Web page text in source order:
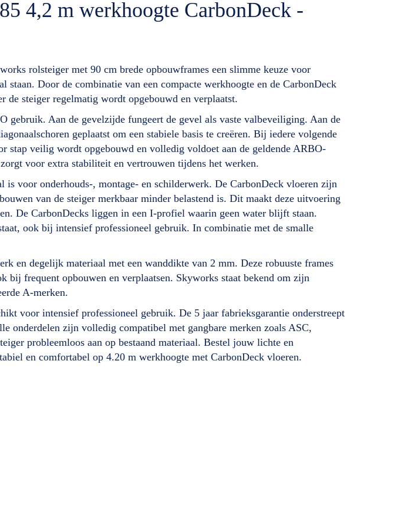
4,2 m werkhoogte CarbonDeck -
rolsteiger met 90 cm brede opbouwframes een slimme keuze voor
Door de combinatie van een compacte werkhoogte en de CarbonDeck
steiger regelmatig wordt opgebouwd en verplaatst.
gebruik. Aan de gevelzijde fungeert de gevel als vaste valbeveiliging. Aan de
geplaatst om een stabiele basis te creëren. Bij iedere volgende
stap veilig wordt opgebouwd en volledig voldoet aan de geldende ARBO-
voor extra stabiliteit en vertrouwen tijdens het werken.
voor onderhouds-, montage- en schilderwerk. De CarbonDeck vloeren zijn
van de steiger merkbaar minder belastend is. Dit maakt deze uitvoering
De CarbonDecks liggen in een I-profiel waarin geen water blijft staan.
ook bij intensief professioneel gebruik. In combinatie met de smalle
en degelijk materiaal met een wanddikte van 2 mm. Deze robuuste frames
bij frequent opbouwen en verplaatsen. Skyworks staat bekend om zijn
A-merken.
voor intensief professioneel gebruik. De 5 jaar fabrieksgarantie onderstreept
onderdelen zijn volledig compatibel met gangbare merken zoals ASC,
probleemloos aan op bestaand materiaal. Bestel jouw lichte en
en comfortabel op 4.20 m werkhoogte met CarbonDeck vloeren.